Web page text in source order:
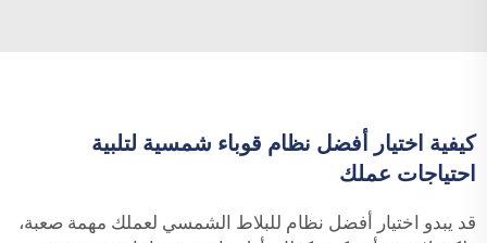
كيفية اختيار أفضل نظام قوباء شمسية لتلبية
احتياجات عملك
قد يبدو اختيار أفضل نظام للبلاط الشمسي لعملك مهمة صعبة،